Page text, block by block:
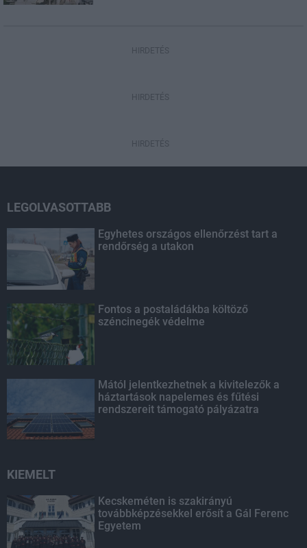
HIRDETÉS
HIRDETÉS
HIRDETÉS
LEGOLVASOTTABB
Egyhetes országos ellenőrzést tart a
rendőrség a utakon
Fontos a postaládákba költöző
széncinegék védelme
Mától jelentkezhetnek a kivitelezők a
háztartások napelemes és fűtési
rendszereit támogató pályázatra
KIEMELT
Kecskeméten is szakirányú
továbbképzésekkel erősít a Gál Ferenc
Egyetem